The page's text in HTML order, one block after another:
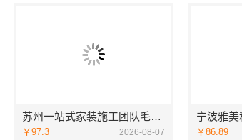
苏州一站式家装施工团队毛坯房认准苏州百年豪庭新材料有限公司
￥97.3 2026-08-07 ￥86.89